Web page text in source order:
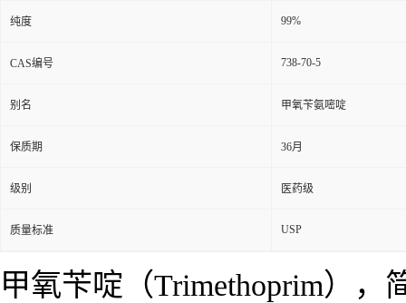
纯度 99%
CAS编号 738-70-5
别名 甲氧苄氨嘧啶
保质期 36月
级别 医药级
质量标准 USP
甲氧苄啶（Trimethoprim）